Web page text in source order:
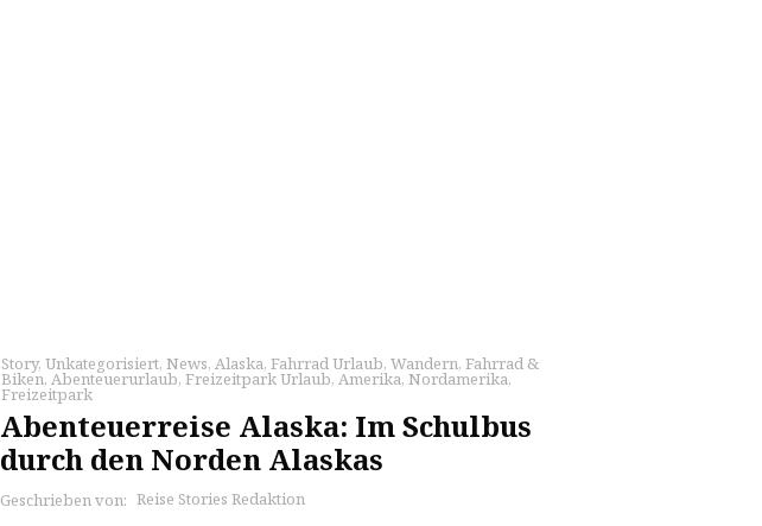
Story, Unkategorisiert, News, Alaska, Fahrrad Urlaub, Wandern, Fahrrad &
Biken, Abenteuerurlaub, Freizeitpark Urlaub, Amerika, Nordamerika,
Freizeitpark
Abenteuerreise Alaska: Im Schulbus
durch den Norden Alaskas
Geschrieben von: Reise Stories Redaktion